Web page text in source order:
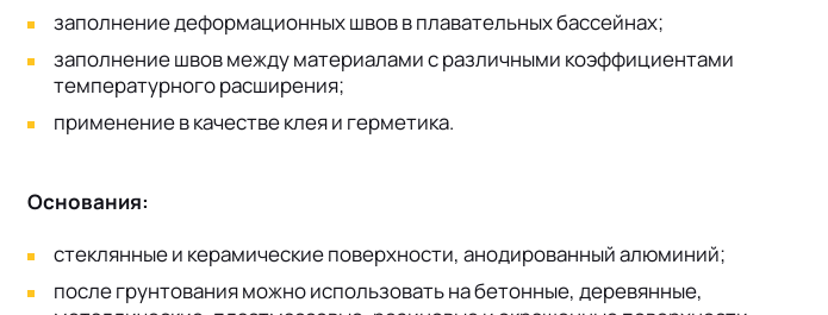
заполнение деформационных швов в плавательных бассейнах;
заполнение швов между материалами с различными коэффициентами
температурного расширения;
применение в качестве клея и герметика.
Основания:
стеклянные и керамические поверхности, анодированный алюминий;
после грунтования можно использовать на бетонные, деревянные,